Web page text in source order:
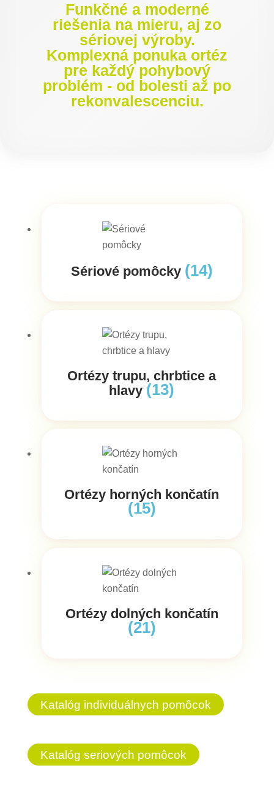
Funkčné a moderné
riešenia na mieru, aj zo
sériovej výroby.
Komplexná ponuka ortéz
pre každý pohybový
problém - od bolesti až po
rekonvalescenciu.
Sériové pomôcky (14)
Ortézy trupu, chrbtice a
hlavy (13)
Ortézy horných končatín
(15)
Ortézy dolných končatín
(21)
Katalóg individuálnych pomôcok
Katalóg seriových pomôcok